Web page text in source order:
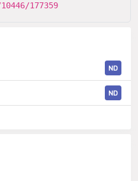
177359
ND
ND